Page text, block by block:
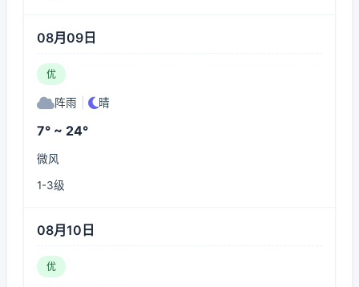
08月09日
优
阵雨 晴
7° ~ 24°
微风
1-3级
08月10日
优